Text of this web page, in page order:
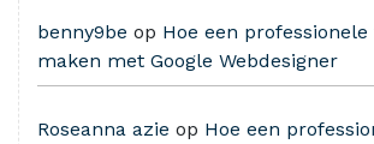
benny9be op Hoe een
maken met Google Webdesigner
Roseanna azie op Hoe een